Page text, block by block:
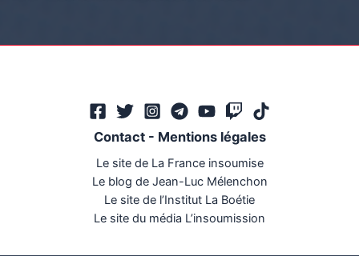
Contact- Mentions légales
Le site de La France insoumise
Le blog de Jean-Luc Mélenchon
Le site de l’Institut La Boétie
Le site du média L’insoumission